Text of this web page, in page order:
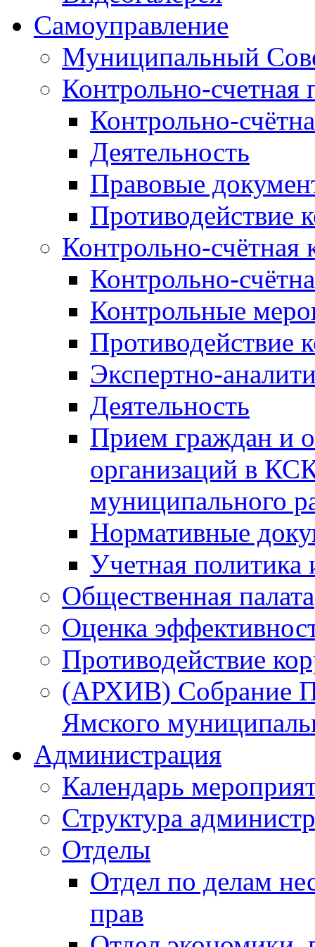
Самоуправление
Муниципальный
Контрольно-счетная
Контрольно-
Деятельность
Правовые
Противодействие
Контрольно-счётная
Контрольно-
Контрольные
Противодействие
Экспертно-
Деятельность
Прием граждан и
организаций в
муниципального
Нормативные
Учетная политика
Общественная палата
Оценка
Противодействие
(АРХИВ) Собрание
Ямского
Администрация
Календарь
Структура
Отделы
Отдел по делам
прав